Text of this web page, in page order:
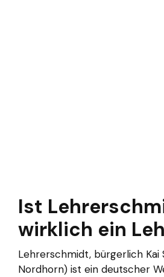
Ist
wirklich ein
Lehrerschmidt, bürgerlich Kai
Nordhorn) ist ein deutscher